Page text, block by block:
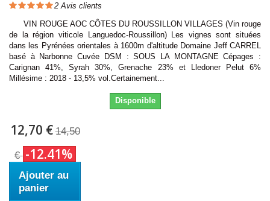
2 Avis clients
VIN ROUGE AOC CÔTES DU ROUSSILLON VILLAGES (Vin rouge
de la région viticole Languedoc-Roussillon) Les vignes sont situées
dans les Pyrénées orientales à 1600m d'altitude Domaine Jeff CARREL
basé à Narbonne Cuvée DSM : SOUS LA MONTAGNE Cépages :
Carignan 41%, Syrah 30%, Grenache 23% et Lledoner Pelut 6%
Millésime : 2018 - 13,5% vol.Certainement...
Disponible
12,70 € 14,50
€ -12.41%
Ajouter au
panier